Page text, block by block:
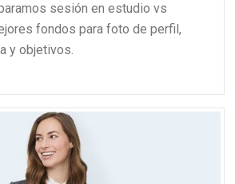
sesión en estudio vs
fondos para foto de perfil,
y objetivos.